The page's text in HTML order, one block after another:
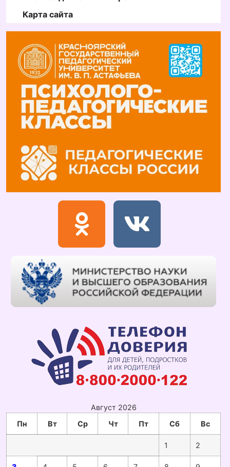
Карта сайта
Август 2026
Пн
Вт Ср Чт Пт Сб Вс
1 2